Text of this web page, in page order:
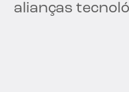
alianças